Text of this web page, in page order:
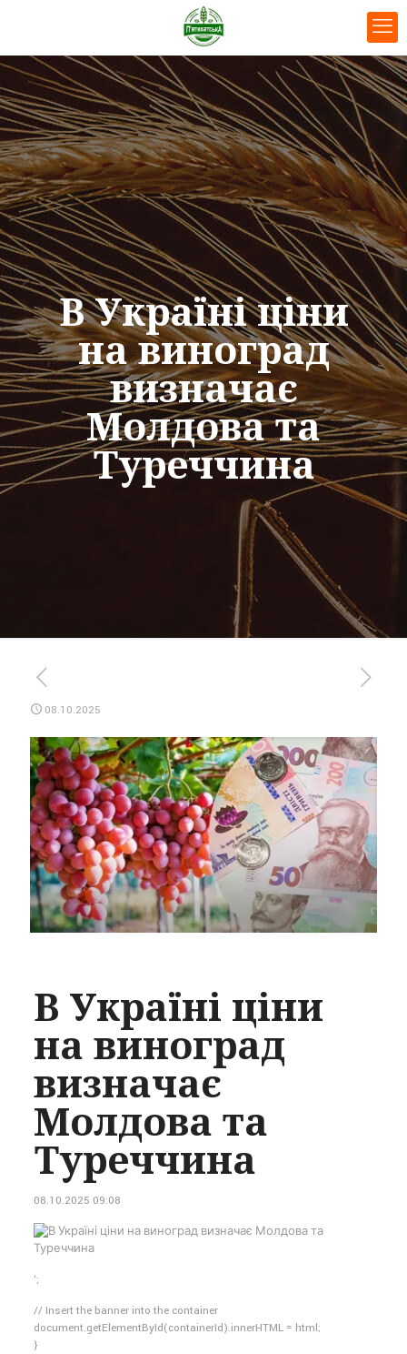
В Україні ціни
на виноград
визначає
Молдова та
Туреччина
08.10.2025
В Україні ціни
на виноград
визначає
Молдова та
Туреччина
08.10.2025 09:08
‘;
// Insert the banner into the container
document.getElementById(containerId).innerHTML = html;
}